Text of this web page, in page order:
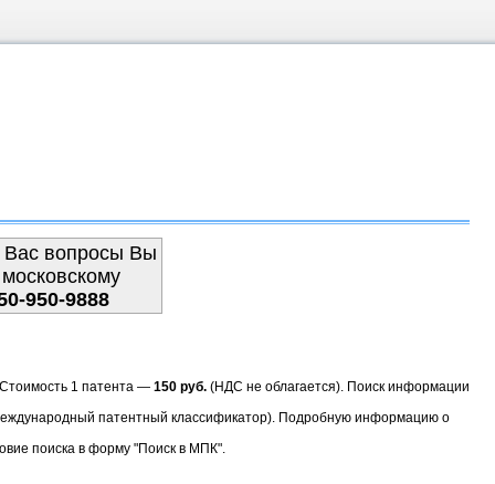
Вас вопросы Вы
950-9888
1 патента — 150 руб. (НДС не облагается). Поиск информации
патентный классификатор). Подробную информацию о
поиска в форму "Поиск в МПК".